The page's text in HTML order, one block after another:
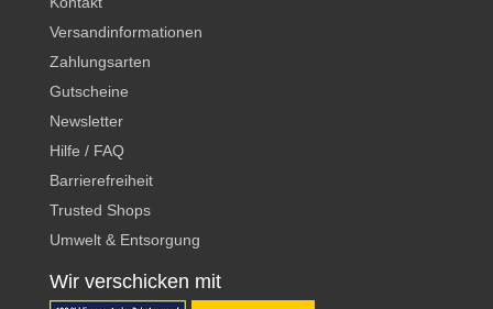
Versandinformationen
Zahlungsarten
Gutscheine
Newsletter
Hilfe / FAQ
Barrierefreiheit
Trusted Shops
Umwelt & Entsorgung
Wir verschicken mit